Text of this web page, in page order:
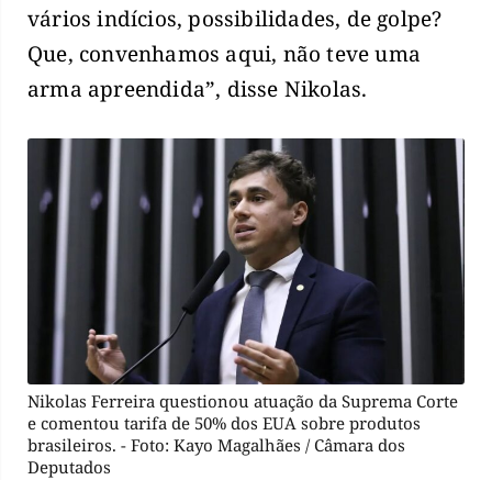
vários indícios, possibilidades, de golpe?
Que, convenhamos aqui, não teve uma
arma apreendida”, disse Nikolas.
Nikolas Ferreira questionou atuação da Suprema Corte
e comentou tarifa de 50% dos EUA sobre produtos
brasileiros. - Foto: Kayo Magalhães / Câmara dos
Deputados